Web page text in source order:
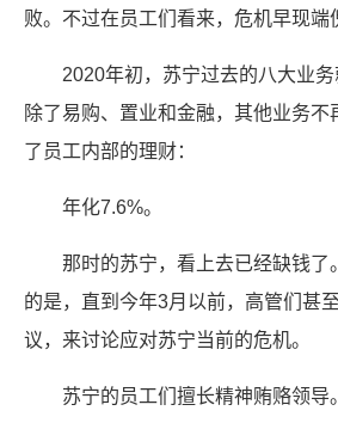
败。不过在员工们看来，危机早现端
2020年初，苏宁过去的八大业务
除了易购、置业和金融，其他业务不
了员工内部的理财：
年化7.6%。
那时的苏宁，看上去已经缺钱了
的是，直到今年3月以前，高管们甚
议，来讨论应对苏宁当前的危机。
苏宁的员工们擅长精神贿赂领导